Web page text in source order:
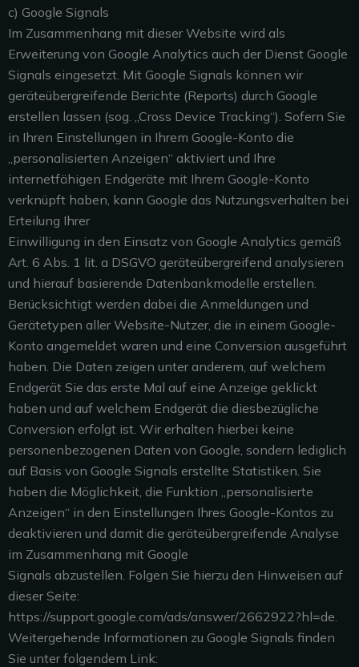
c) Google Signals
Im Zusammenhang mit dieser Website wird als
Erweiterung von Google Analytics auch der Dienst Google
Signals eingesetzt. Mit Google Signals können wir
geräteübergreifende Berichte (Reports) durch Google
erstellen lassen (sog. „Cross Device Tracking“). Sofern Sie
in Ihren Einstellungen in Ihrem Google-Konto die
„personalisierten Anzeigen“ aktiviert und Ihre
internetfähigen Endgeräte mit Ihrem Google-Konto
verknüpft haben, kann Google das Nutzungsverhalten bei
Erteilung Ihrer
Einwilligung in den Einsatz von Google Analytics gemäß
Art. 6 Abs. 1 lit. a DSGVO geräteübergreifend analysieren
und hierauf basierende Datenbankmodelle erstellen.
Berücksichtigt werden dabei die Anmeldungen und
Gerätetypen aller Website-Nutzer, die in einem Google-
Konto angemeldet waren und eine Conversion ausgeführt
haben. Die Daten zeigen unter anderem, auf welchem
Endgerät Sie das erste Mal auf eine Anzeige geklickt
haben und auf welchem Endgerät die diesbezügliche
Conversion erfolgt ist. Wir erhalten hierbei keine
personenbezogenen Daten von Google, sondern lediglich
auf Basis von Google Signals erstellte Statistiken. Sie
haben die Möglichkeit, die Funktion „personalisierte
Anzeigen“ in den Einstellungen Ihres Google-Kontos zu
deaktivieren und damit die geräteübergreifende Analyse
im Zusammenhang mit Google
Signals abzustellen. Folgen Sie hierzu den Hinweisen auf
dieser Seite:
https://support.google.com/ads/answer/2662922?hl=de.
Weitergehende Informationen zu Google Signals finden
Sie unter folgendem Link: